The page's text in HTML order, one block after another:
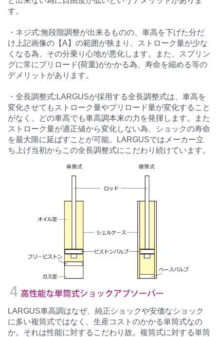
す。
・ネジ式:無段階調整が出来るものの、車高を下げた分だ
け上記画像の【A】の範囲が狭まり、ストローク量が少な
くなる為、その分乗り心地が悪化します。また、スプリン
グに常にプリロード(荷重)がかかる為、寿命を縮める等の
デメリットがあります。
・全長調整式:LARGUSが採用する全長調整式は、車高を
変化させてもストローク量やプリロード量が変化すること
がなく、どの車高でも車高調本来の力を発揮します。また
ストローク量が適正値から変化しない為、ショックの寿命
を最大限に延ばすことが可能。LARGUSではメーカー立
ち上げ当初からこの全長調整式にこだわり続けています。
LARGUS車高調はなぜ、純正ショックや安価なショック
に多い複筒式ではなく、生産コストのかかる単筒式なの
か。それは性能に対するこだわり故。複筒式に対する単筒